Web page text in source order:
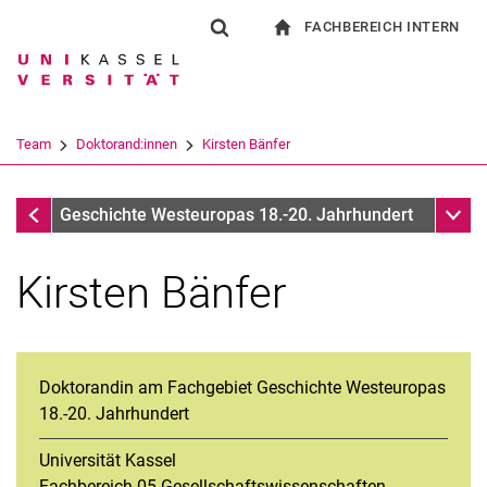
Springe direkt zu: Inhalt
Springe direkt zu: Suche
Springe direkt zu:
Suchbegriff
Suchen (öffnet externen Link in einem
FACHBEREICH INTERN
Team Doktorand:innen Kirsten Bänfer
Doktorand:innen
Geschichte Westeuropas 18.-20. Jahrhundert
Kirsten Bänfer
Doktorandin am Fachgebiet Geschichte Westeuropas
18.-20. Jahrhundert
Universität Kassel